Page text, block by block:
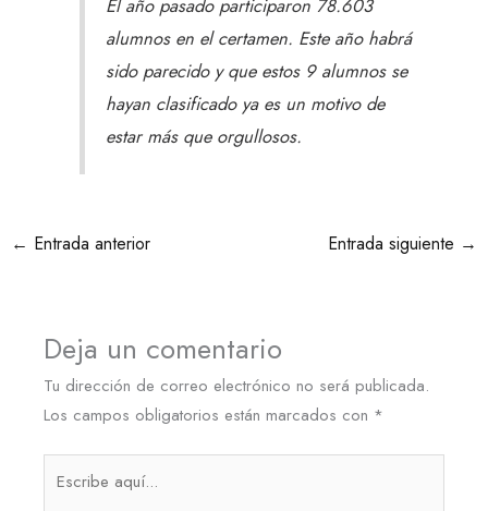
El año pasado participaron 78.603
alumnos en el certamen. Este año habrá
sido parecido y que estos 9 alumnos se
hayan clasificado ya es un motivo de
estar más que orgullosos.
← Entrada anterior Entrada siguiente →
Deja un comentario
Tu dirección de correo electrónico no será publicada.
Los campos obligatorios están marcados con *